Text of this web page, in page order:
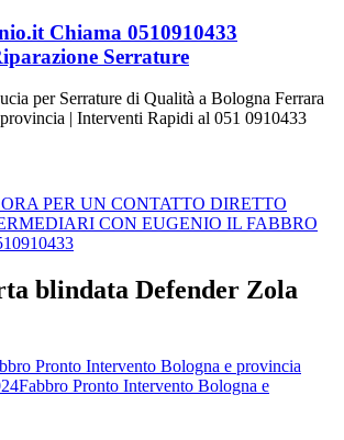
Chiama 0510910433
Serrature
per Serrature di Qualità a Bologna Ferrara
| Interventi Rapidi al 051 0910433
PER UN CONTATTO DIRETTO
CON EUGENIO IL FABBRO
blindata Defender Zola
Pronto Intervento Bologna e provincia
Fabbro Pronto Intervento Bologna e